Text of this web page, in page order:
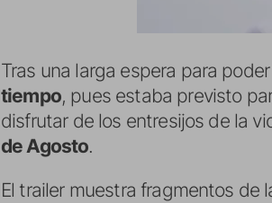
Tras una larga espera para
tiempo, pues estaba previsto
disfrutar de los entresijos de la
de Agosto.
El trailer muestra fragmentos de